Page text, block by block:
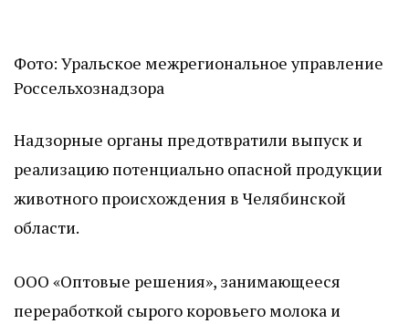
Фото: Уральское межрегиональное управление
Россельхознадзора
Надзорные органы предотвратили выпуск и
реализацию потенциально опасной продукции
животного происхождения в Челябинской
области.
ООО «Оптовые решения», занимающееся
переработкой сырого коровьего молока и